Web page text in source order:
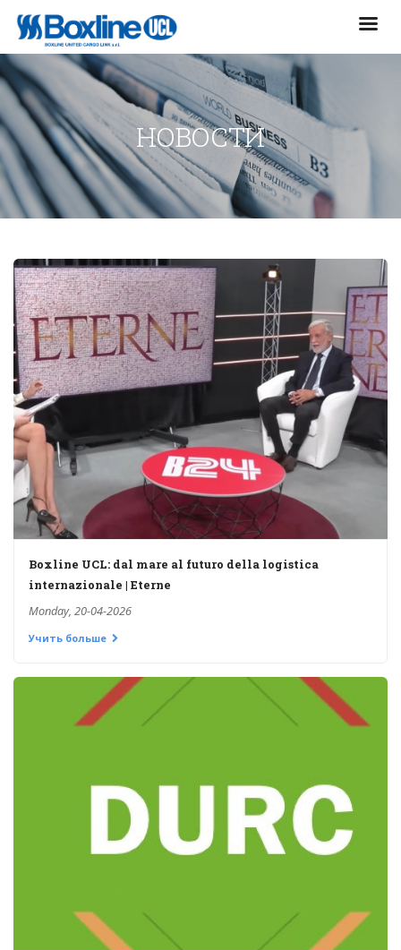
НОВОСТИ
Boxline UCL: dal mare al futuro della logistica
internazionale | Eterne
Monday, 20-04-2026
Учить больше